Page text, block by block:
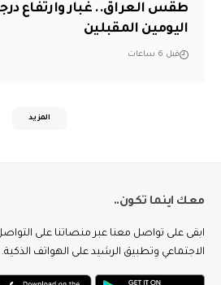
طقس العراق.. غبار وارتفاع
اليومين المقبلين
قبل 6 ساعات
المزيد
معك اينما تكون..
ابقى على تواصل معنا عبر منصاتنا على
الاجتماعي وتطبيق الرشيد على الهواتف الذكية.